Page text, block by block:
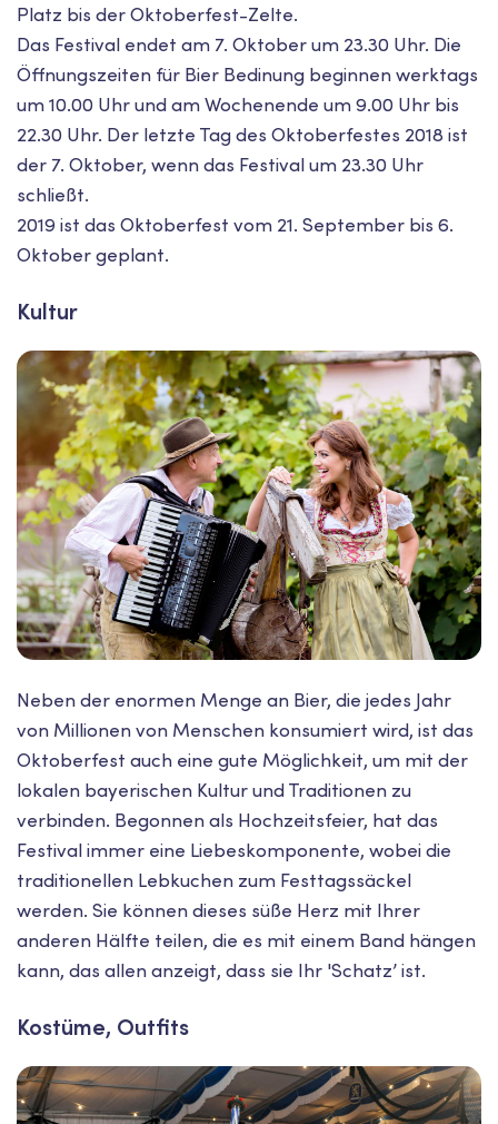
Platz bis der Oktoberfest-Zelte.
Das Festival endet am 7. Oktober um 23.30 Uhr. Die
Öffnungszeiten für Bier Bedinung beginnen werktags
um 10.00 Uhr und am Wochenende um 9.00 Uhr bis
22.30 Uhr. Der letzte Tag des Oktoberfestes 2018 ist
der 7. Oktober, wenn das Festival um 23.30 Uhr
schließt.
2019 ist das Oktoberfest vom 21. September bis 6.
Oktober geplant.
Kultur
Neben der enormen Menge an Bier, die jedes Jahr
von Millionen von Menschen konsumiert wird, ist das
Oktoberfest auch eine gute Möglichkeit, um mit der
lokalen bayerischen Kultur und Traditionen zu
verbinden. Begonnen als Hochzeitsfeier, hat das
Festival immer eine Liebeskomponente, wobei die
traditionellen Lebkuchen zum Festtagssäckel
werden. Sie können dieses süße Herz mit Ihrer
anderen Hälfte teilen, die es mit einem Band hängen
kann, das allen anzeigt, dass sie Ihr 'Schatz’ ist.
Kostüme, Outfits